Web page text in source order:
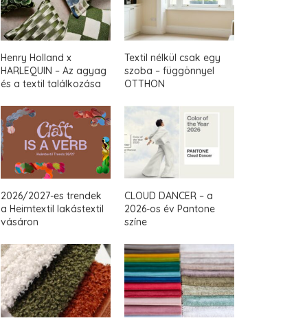
Henry Holland x
HARLEQUIN – Az agyag
és a textil találkozása
Textil nélkül csak egy
szoba – függönnyel
OTTHON
2026/2027-es trendek
a Heimtextil lakástextil
vásáron
CLOUD DANCER – a
2026-os év Pantone
színe